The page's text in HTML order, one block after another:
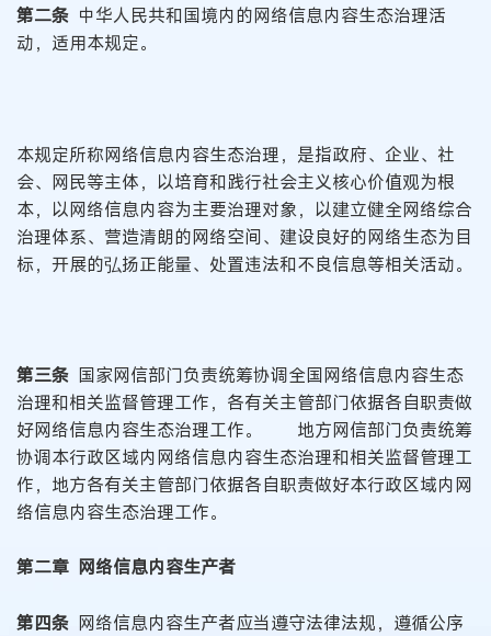
第二条 中华人民共和国境内的网络信息内容生态治理活
动，适用本规定。
本规定所称网络信息内容生态治理，是指政府、企业、社
会、网民等主体，以培育和践行社会主义核心价值观为根
本，以网络信息内容为主要治理对象，以建立健全网络综合
治理体系、营造清朗的网络空间、建设良好的网络生态为目
标，开展的弘扬正能量、处置违法和不良信息等相关活动。
第三条 国家网信部门负责统筹协调全国网络信息内容生态
治理和相关监督管理工作，各有关主管部门依据各自职责做
好网络信息内容生态治理工作。 地方网信部门负责统筹
协调本行政区域内网络信息内容生态治理和相关监督管理工
作，地方各有关主管部门依据各自职责做好本行政区域内网
络信息内容生态治理工作。
第二章 网络信息内容生产者
第四条 网络信息内容生产者应当遵守法律法规，遵循公序